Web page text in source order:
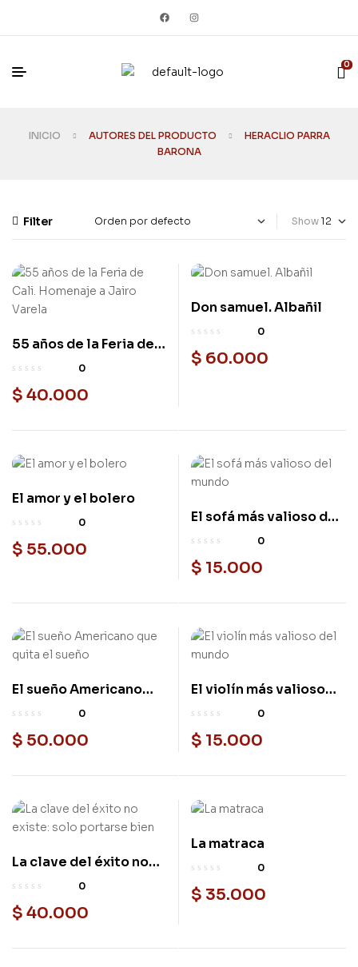
0
INICIO AUTORES DEL PRODUCTO
HERACLIO PARRA
BARONA
Filter Show
Nuevo
55 años de la Feria de
Cali. Homenaje a Jairo
0
$ 40.000
Nuevo
Don samuel. Albañil
0
$ 60.000
Nuevo
El amor y el bolero
0
$ 55.000
Nuevo
El sofá más valioso del
mundo
0
$ 15.000
Nuevo
El sueño Americano
que quita el sueño
0
$ 50.000
Nuevo
El violín más valioso
del mundo0
$ 15.000
Nuevo
La clave del éxito no
existe: solo portarse
0
$ 40.000
Nuevo
La matraca
0
$ 35.000